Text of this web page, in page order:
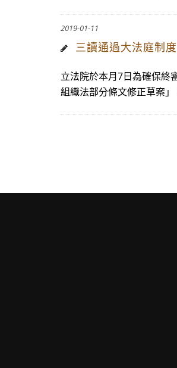
2019-01-11
三讀通過大法庭制
立法院於本月7日為確保終
組織法部分條文修正草案